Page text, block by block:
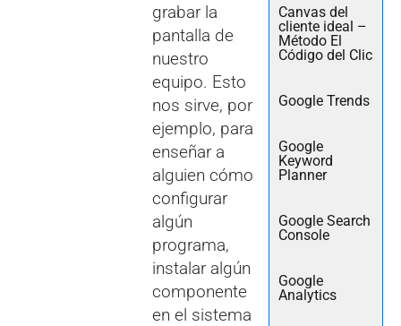
grabar la
pantalla de
nuestro
equipo. Esto
nos sirve, por
ejemplo, para
enseñar a
alguien cómo
configurar
algún
programa,
instalar algún
componente
en el sistema
Canvas del
cliente ideal –
Método El
Código del Clic
Google Trends
Google
Keyword
Planner
Google Search
Console
Google
Analytics